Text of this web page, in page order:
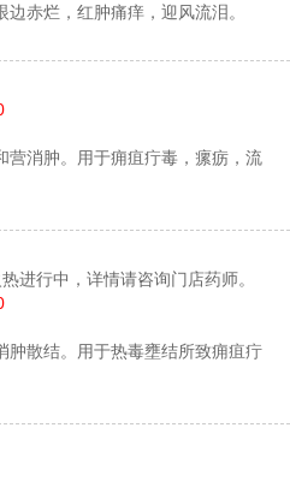
赤烂，红肿痛痒，迎风流泪。
营消肿。用于痈疽疔毒，瘰疬，流
进行中，详情请咨询门店药师。
肿散结。用于热毒壅结所致痈疽疔